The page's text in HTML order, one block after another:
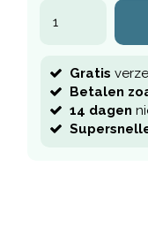
Gratis
Betalen
14 dagen